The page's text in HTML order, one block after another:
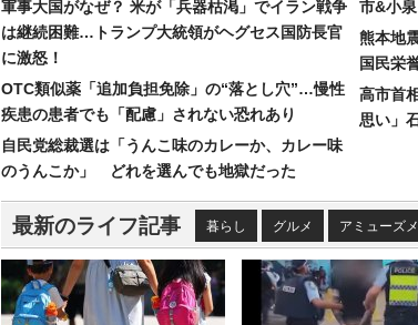
軍事大国がなぜ？ 米が「兵器枯渇」でイラン戦争
は継続困難…トランプ大統領がヘグセス国防長官
に激怒！
OTC類似薬「追加負担免除」の“落とし穴”…慢性
疾患の患者でも「配慮」されない恐れあり
自民党総裁選は「うんこ味のカレーか、カレー味
のうんこか」 どれを選んでも地獄だった
市&小
熊本地
国民栄
高市首
思い」
最新のライフ記事 暮らし グルメ アミューズ